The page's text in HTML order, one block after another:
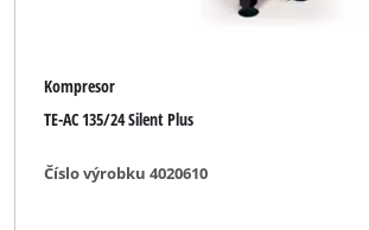
Kompresor
TE-AC 135/24 Silent Plus
Číslo výrobku 4020610